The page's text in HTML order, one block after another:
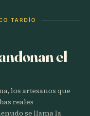
TARDÍO
el
los artesanos que
reales
se llama la